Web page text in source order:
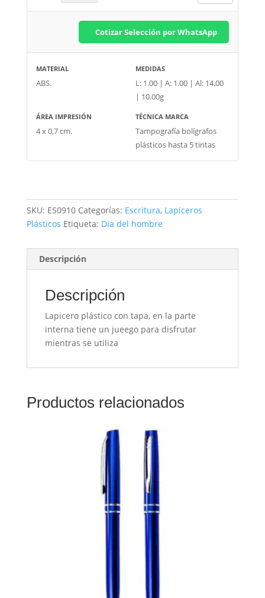
Cotizar Selección por WhatsApp
MATERIAL
ABS.
MEDIDAS
L: 1.00 | A: 1.00 | Al: 14.00
| 10.00g
ÁREA IMPRESIÓN
4 x 0,7 cm.
TÉCNICA MARCA
Tampografía bolígrafos
plásticos hasta 5 tintas
SKU: ES0910 Categorías: Escritura, Lapiceros
Plásticos Etiqueta: Dia del hombre
Descripción
Descripción
Lapicero plástico con tapa, en la parte
interna tiene un jueego para disfrutar
mientras se utiliza
Productos relacionados